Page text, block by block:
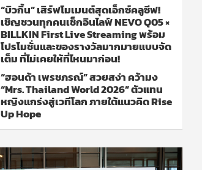
“บิวกิ้น” เสิร์ฟโมเมนต์สุดเอ็กซ์คลูซีฟ!
เชิญชวนทุกคนเช็กอินไลฟ์ NEVO Q05 ×
BILLKIN First Live Streaming พร้อม
โปรโมชั่นและของรางวัลมากมายแบบจัด
เต็ม ที่ไม่เคยให้ที่ไหนมาก่อน!
“ฮอนด้า เพรชภรณ์” สวยสง่า คว้ามง
“Mrs. Thailand World 2026” ตัวแทน
หญิงแกร่งสู่เวทีโลก ภายใต้แนวคิด Rise
Up Hope